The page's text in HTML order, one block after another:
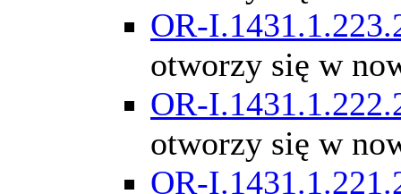
OR-
otworzy się w
OR-
otworzy się w
OR-